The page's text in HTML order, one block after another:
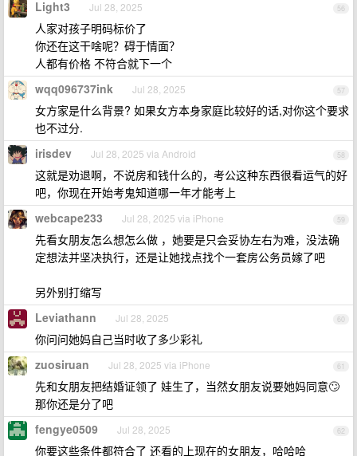
56
Light3 Jul 28, 2025
人家对孩子明码标价了
你还在这干啥呢？碍于情面？
人都有价格 不符合就下一个
57
wqq096737ink Jul 28, 2025
女方家是什么背景? 如果女方本身家庭比较好的话,对你这个要求
也不过分.
58
irisdev Jul 28, 2025 via Android
这就是劝退啊，不说房和钱什么的，考公这种东西很看运气的好
吧，你现在开始考鬼知道哪一年才能考上
59
webcape233 Jul 28, 2025 via iPhone
先看女朋友怎么想怎么做 ，她要是只会妥协左右为难，没法确
定想法并坚决执行，还是让她找点找个一套房公务员嫁了吧
另外别打缩写
60
Leviathann Jul 28, 2025
你问问她妈自己当时收了多少彩礼
61
zuosiruan Jul 28, 2025 via iPhone
先和女朋友把结婚证领了 娃生了，当然女朋友说要她妈同意🙄
那你还是分了吧
62
fengye0509 Jul 28, 2025
你要这些条件都符合了 还看的上现在的女朋友，哈哈哈